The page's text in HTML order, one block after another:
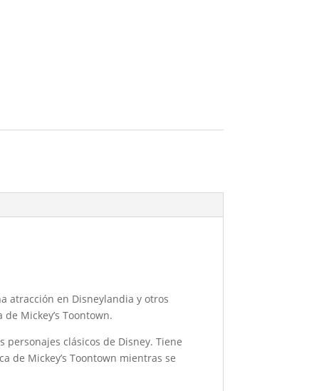
atracción en Disneylandia y otros
Mickey’s Toontown.
clásicos de Disney. Tiene
de Mickey’s Toontown mientras se